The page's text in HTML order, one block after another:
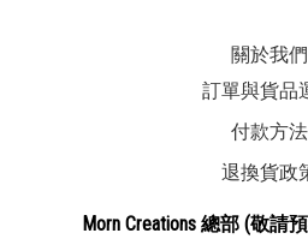
關於我們
訂單與貨品
付款方法
退換貨政
Morn Creations 總部 (敬請